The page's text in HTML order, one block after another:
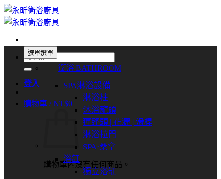
Skip
to
content
搜
尋
關
字:
登入
購物車 /NT$0
購物車內沒有任何商品。
選單選單
衛浴 BATHROOM
SPA淋浴設備
淋浴柱
沐浴龍頭
蓮蓬頭 | 花灑 | 滑桿
淋浴拉門
SPA⋅桑拿
浴缸
獨立浴缸